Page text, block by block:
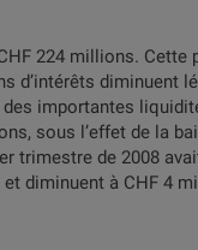
224 millions. Cette
d’intérêts diminuent
importantes
sous l’effet de la
trimestre de 2008
diminuent à CHF 4